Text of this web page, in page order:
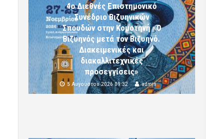
4ο Διεθνές Επιστημονικό
Συνέδριο Βιζυηνικών
Σπουδών στην Κομοτηνή «Ο
Βιζυηνός μετά τον Βιζυηνό.
Διακειμενικές και
διακαλλιτεχνικές
προσεγγίσεις»
5 Αυγούστου 2026 09:32 admin